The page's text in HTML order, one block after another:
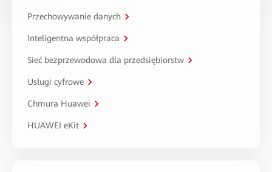
Przechowywanie danych
Inteligentna współpraca
Sieć bezprzewodowa dla przedsiębiorstw
Usługi cyfrowe
Chmura Huawei
HUAWEI eKit